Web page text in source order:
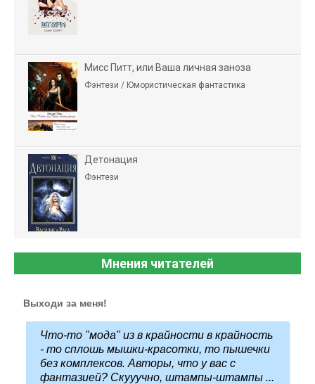
Мисс Питт, или Ваша личная заноза
Фэнтези / Юмористическая фантастика
Детонация
Фэнтези
Мнения читателей
Выходи за меня!
Что-то "мода" из в крайности в крайность
- то сплошь мышки-красотки, то пышечки
без комплексов. Авторы, что у вас с
фантазией? Скууучно, штампы-штампы ...